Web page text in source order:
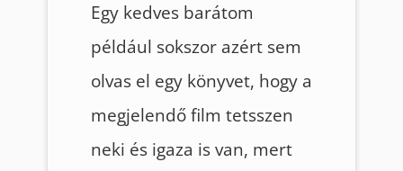
Egy kedves barátom
például sokszor azért sem
olvas el egy könyvet, hogy a
megjelendő film tetsszen
neki és igaza is van, mert